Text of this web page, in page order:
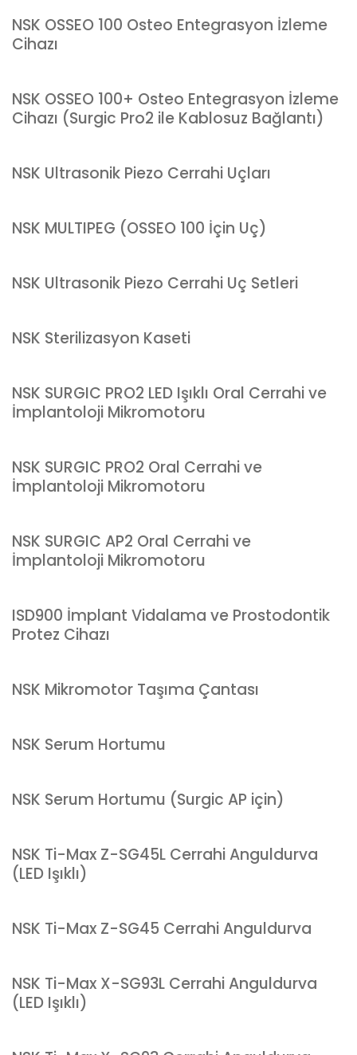
NSK OSSEO 100 Osteo Entegrasyon İzleme
Cihazı
NSK OSSEO 100+ Osteo Entegrasyon İzleme
Cihazı (Surgic Pro2 ile Kablosuz Bağlantı)
NSK Ultrasonik Piezo Cerrahi Uçları
NSK MULTIPEG (OSSEO 100 İçin Uç)
NSK Ultrasonik Piezo Cerrahi Uç Setleri
NSK Sterilizasyon Kaseti
NSK SURGIC PRO2 LED Işıklı Oral Cerrahi ve
İmplantoloji Mikromotoru
NSK SURGIC PRO2 Oral Cerrahi ve
İmplantoloji Mikromotoru
NSK SURGIC AP2 Oral Cerrahi ve
İmplantoloji Mikromotoru
ISD900 İmplant Vidalama ve Prostodontik
Protez Cihazı
NSK Mikromotor Taşıma Çantası
NSK Serum Hortumu
NSK Serum Hortumu (Surgic AP için)
NSK Ti-Max Z-SG45L Cerrahi Anguldurva
(LED Işıklı)
NSK Ti-Max Z-SG45 Cerrahi Anguldurva
NSK Ti-Max X-SG93L Cerrahi Anguldurva
(LED Işıklı)